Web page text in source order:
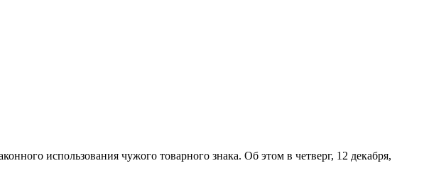
использования чужого товарного знака. Об этом в четверг, 12 декабря,